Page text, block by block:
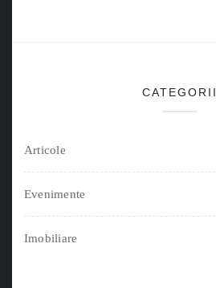
CATEGORII
Articole
Evenimente
Imobiliare